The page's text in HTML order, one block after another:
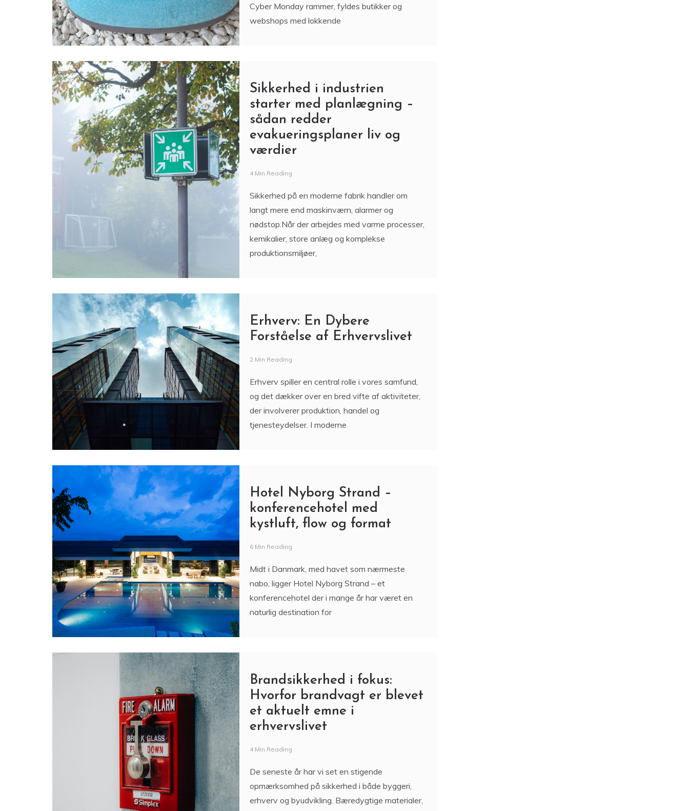
Cyber Monday rammer, fyldes butikker og
webshops med lokkende
Sikkerhed i industrien
starter med planlægning –
sådan redder
evakueringsplaner liv og
værdier
4 Min Reading
Sikkerhed på en moderne fabrik handler om
langt mere end maskinværn, alarmer og
nødstop.Når der arbejdes med varme processer,
kemikalier, store anlæg og komplekse
produktionsmiljøer,
Erhverv: En Dybere
Forståelse af Erhvervslivet
2 Min Reading
Erhverv spiller en central rolle i vores samfund,
og det dækker over en bred vifte af aktiviteter,
der involverer produktion, handel og
tjenesteydelser. I moderne
Hotel Nyborg Strand –
konferencehotel med
kystluft, flow og format
6 Min Reading
Midt i Danmark, med havet som nærmeste
nabo, ligger Hotel Nyborg Strand – et
konferencehotel der i mange år har været en
naturlig destination for
Brandsikkerhed i fokus:
Hvorfor brandvagt er blevet
et aktuelt emne i
erhvervslivet
4 Min Reading
De seneste år har vi set en stigende
opmærksomhed på sikkerhed i både byggeri,
erhverv og byudvikling. Bæredygtige materialer,